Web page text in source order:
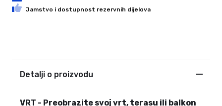
Jamstvo i dostupnost rezervnih dijelova
Detalji o proizvodu
VRT - Preobrazite svoj vrt, terasu ili balkon